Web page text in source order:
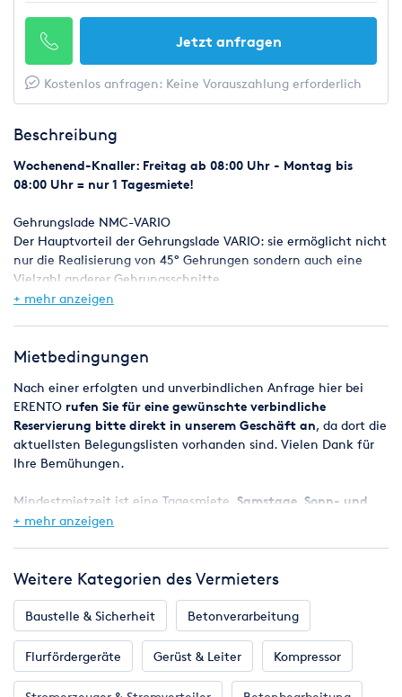
Jetzt anfragen
Kostenlos anfragen: Keine Vorauszahlung erforderlich
Beschreibung
Wochenend-Knaller: Freitag ab 08:00 Uhr - Montag bis
08:00 Uhr = nur 1 Tagesmiete!
Gehrungslade NMC-VARIO
Der Hauptvorteil der Gehrungslade VARIO: sie ermöglicht nicht
nur die Realisierung von 45° Gehrungen sondern auch eine
Vielzahl anderer Gehrungsschnitte
+ mehr anzeigen
Mietbedingungen
Nach einer erfolgten und unverbindlichen Anfrage hier bei
ERENTO rufen Sie für eine gewünschte verbindliche
Reservierung bitte direkt in unserem Geschäft an, da dort die
aktuellsten Belegungslisten vorhanden sind. Vielen Dank für
Ihre Bemühungen.
Mindestmietzeit ist eine Tagesmiete, Samstage, Sonn- und
Feiertage sind mietfrei
Bei Reservierungen werden die Geräte in der Regel ab 8.00 Uhr
Werktag um 8.00 Uhr.
Eine Verfügbarkeitsgarantie kann jedoch nicht zugesagt
werden, da es vorkommen kann, dass zugesagte Maschinen
z.B. durch einen Defekt kurzfristig nicht zur Verfügung stehen.
+ mehr anzeigen
Weitere Kategorien des Vermieters
Baustelle & Sicherheit Betonverarbeitung
Flurfördergeräte Gerüst & Leiter Kompressor